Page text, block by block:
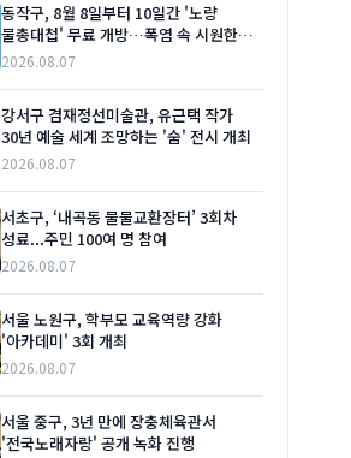
동작구, 8월 8일부터 10일간 '노량
물총대첩' 무료 개방…폭염 속 시원한
여름 선물
2026.08.07
강서구 겸재정선미술관, 유근택 작가
30년 예술 세계 조망하는 '숨' 전시 개최
2026.08.07
서초구, ‘내곡동 물물교환장터’ 3회차
성료...주민 100여 명 참여
2026.08.07
서울 노원구, 학부모 교육역량 강화
'아카데미' 3회 개최
2026.08.07
서울 중구, 3년 만에 장충체육관서
'전국노래자랑' 공개 녹화 진행